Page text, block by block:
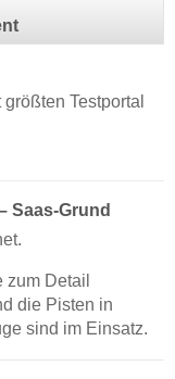
Testportal
Saas-Grund
Detail
die Pisten in
sind im Einsatz.